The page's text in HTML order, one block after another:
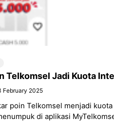
Telkomsel Jadi Kuota
February 2025
poin Telkomsel menjadi
di aplikasi